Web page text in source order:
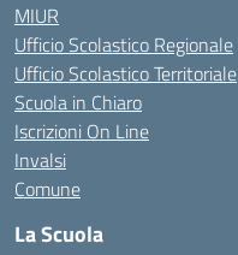
MIUR
Ufficio Scolastico Regionale
Ufficio Scolastico Territoriale
Scuola in Chiaro
Iscrizioni On Line
Invalsi
Comune
La Scuola